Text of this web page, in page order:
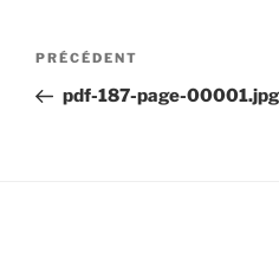
Navigation
l’article
Article
précédent
PRÉCÉDENT
pdf-187-page-00001.jpg